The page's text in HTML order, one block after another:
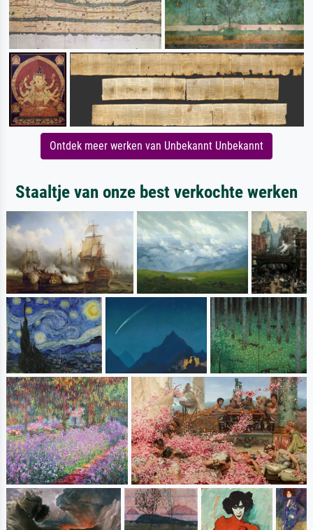
Ontdek meer werken van Unbekannt Unbekannt
Staaltje van onze best verkochte werken